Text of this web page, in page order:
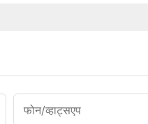
फोन/व्हाट्सएप